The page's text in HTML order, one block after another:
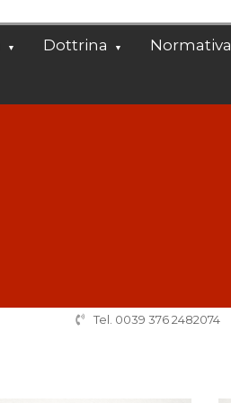
Dottrina Normativa
Tel. 0039 376 2482074